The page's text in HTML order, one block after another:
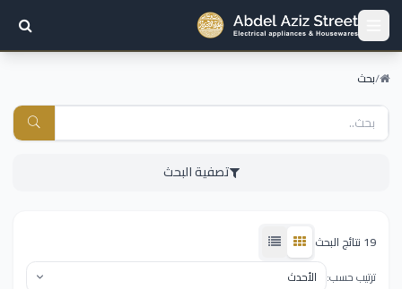
/بحث
تصفية البحث
19 نتائج البحث
ترتيب حسب: